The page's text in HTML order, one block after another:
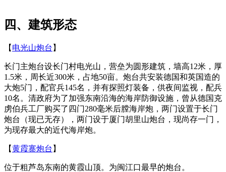
四、建筑形态
【 电光山炮台 】
长门主炮台设长门村电光山，营垒为圆形建筑，墙高12米，厚
1.5米，周长近300米，占地50亩。炮台共安装德国和英国造的
大炮5门，配官兵145名，并有探照灯装备，供夜间监视，配兵
10名。清政府为了加强东南沿海的海岸防御设施，曾从德国克
虏伯兵工厂购买了四门280毫米后膛海岸炮，两门设置于长门
炮台（现已无存），两门设于厦门胡里山炮台，现尚存一门，
为现存最大的近代海岸炮。
【黄霞寨炮台 】
位于粗芦岛东南的黄霞山顶。为闽江口最早的炮台。